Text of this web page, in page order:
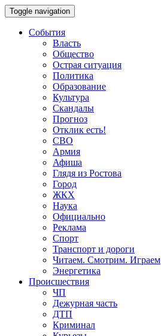
Toggle navigation
События
Власть
Общество
Острая ситуация
Политика
Образование
Культура
Скандалы
Прогноз
Отклик есть!
СВО
Армия
Афиша
Глядя из Ростова
Город
ЖКХ
Наука
Официально
Реклама
Спорт
Транспорт и дороги
Читаем. Смотрим. Играем
Энергетика
Происшествия
ЧП
Дежурная часть
ДТП
Криминал